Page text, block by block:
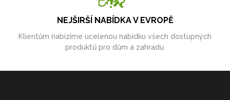
NEJŠIRŠÍ NABÍDKA V EVROPĚ
Klientům nabízíme ucelenou nabídku všech dostupných
produktů pro dům a zahradu.